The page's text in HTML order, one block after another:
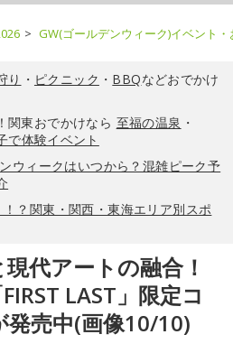
GW(ゴールデンウィーク)イベント
り ・ ピクニック ・ BBQなどおでかけ
関東おでかけなら 至福の温泉 ・
で体験イベント
ウィークはいつから？混雑ピーク予
？関東・関西・東海エリア別スポ
代アートの融合！
LAST」限定コ
発売中(画像10/10)